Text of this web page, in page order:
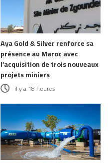
Aya Gold & Silver renforce sa
présence au Maroc avec
l’acquisition de trois nouveaux
projets miniers
il y a 18 heures